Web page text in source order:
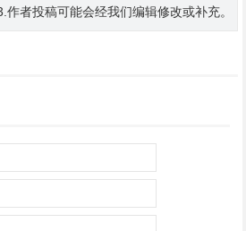
者投稿可能会经我们编辑修改或补充。